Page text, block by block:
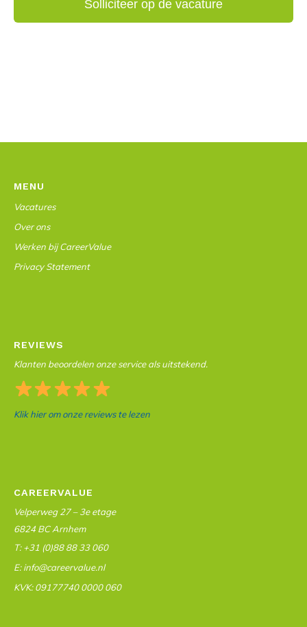
MENU
Vacatures
Over ons
Werken bij CareerValue
Privacy Statement
REVIEWS
Klanten beoordelen onze service als uitstekend.
Klik hier om onze reviews te lezen
CAREERVALUE
Velperweg 27 – 3e etage
6824 BC Arnhem
T: +31 (0)88 88 33 060
E: info@careervalue.nl
KVK: 09177740 0000 060